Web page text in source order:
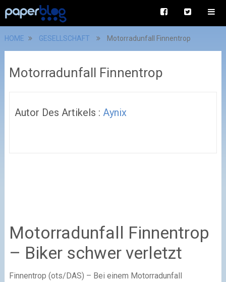
HOME GESELLSCHAFT Motorradunfall Finnentrop
Motorradunfall Finnentrop
Autor Des Artikels : Aynix
Motorradunfall Finnentrop
– Biker schwer verletzt
Finnentrop (ots/DAS) – Bei einem Motorradunfall